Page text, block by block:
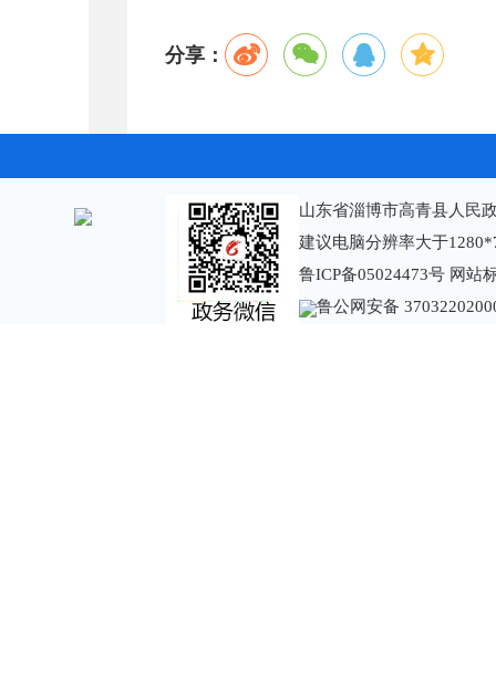
分享：
山东省淄博市高青县人民
建议电脑分辨率大于
鲁ICP备05024473号 网站
鲁公网安备